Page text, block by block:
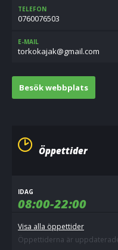
TELEFON
0760076503
E-MAIL
moc.liamg@kajakokrot
Besök webbplats
Öppettider
IDAG
08:00-22:00
Visa alla öppettider
Öppettiderna är